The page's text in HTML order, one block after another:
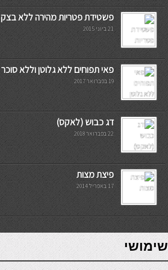
פשטידת פטריות מהירה ללא בצק
21 ביוני 2015
פאי תפוחים ללא גלוטן וללא סוכר
19 בפברואר 2017
דג כבוש (לאקס)
22 בפברואר 2018
פיצת מצות
17 באפריל 2014
7slots
seriöse online casinos österreich
שימושי